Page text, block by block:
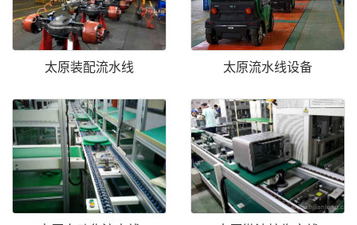
太原装配流水线 太原流水线设备